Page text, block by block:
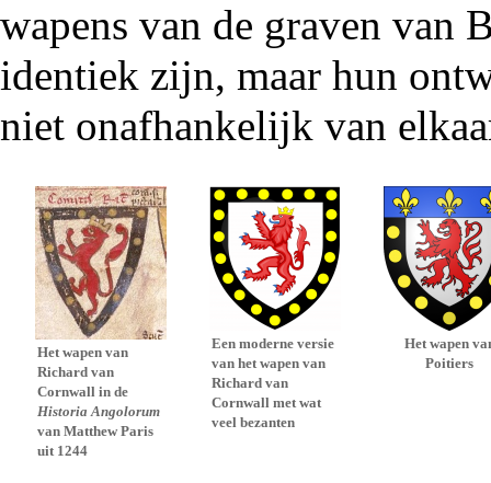
wapens van de graven van
identiek zijn, maar hun
niet onafhankelijk van
Het wapen van
Richard van
Cornwall in de
Historia Angolorum
van Matthew Paris
uit 1244
Een moderne versie
van het wapen van
Richard van
Cornwall met wat
veel bezanten
Het wapen
Poitiers